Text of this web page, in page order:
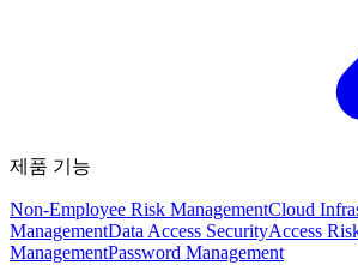
제품 기능
Non-Employee Risk ManagementCloud
ManagementData Access SecurityAccess
ManagementPassword Management